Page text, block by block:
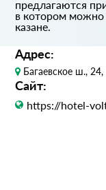
предлагаются
в котором можно
казане.
Адрес:
Багаевское ш.,
Сайт:
https://hotel-